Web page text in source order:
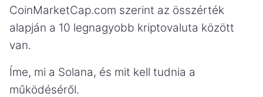
CoinMarketCap.com szerint az összérték
alapján a 10 legnagyobb kriptovaluta között
van.
Íme, mi a Solana, és mit kell tudnia a
működéséről.